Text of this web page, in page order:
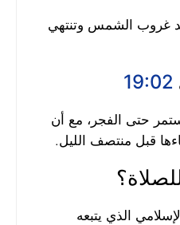
غروب الشمس وتنتهي
19:02
حتى الفجر، مع أن
قبل منتصف الليل.
الذي يتبعه